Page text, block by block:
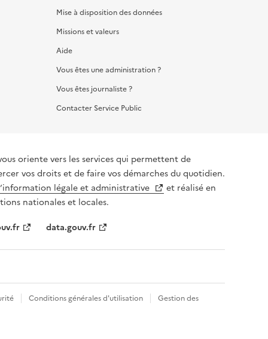
Mise à disposition des données
Missions et valeurs
Aide
Vous êtes une administration ?
Vous êtes journaliste ?
Contacter Service Public
oriente vers les services qui permettent de
vos droits et de faire vos démarches du quotidien.
légale et administrative
et réalisé en
nationales et locales.
data.gouv.fr
Conditions générales d'utilisation
Gestion des